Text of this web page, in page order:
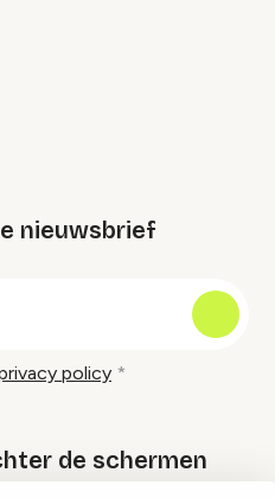
nieuwsbrief
policy
de schermen